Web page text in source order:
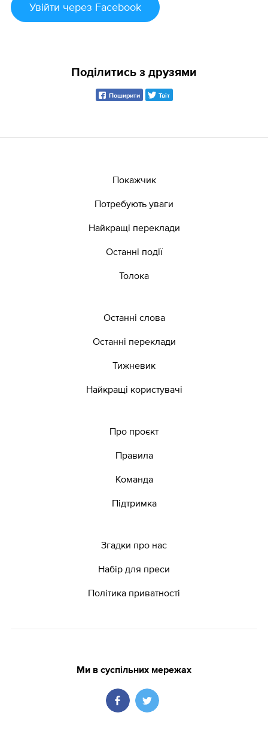
Увійти через Facebook
Поділитись з друзями
Поширити Твіт
Покажчик
Потребують уваги
Найкращі переклади
Останні події
Толока
Останні слова
Останні переклади
Тижневик
Найкращі користувачі
Про проєкт
Правила
Команда
Підтримка
Згадки про нас
Набір для преси
Політика приватності
Ми в суспільних мережах